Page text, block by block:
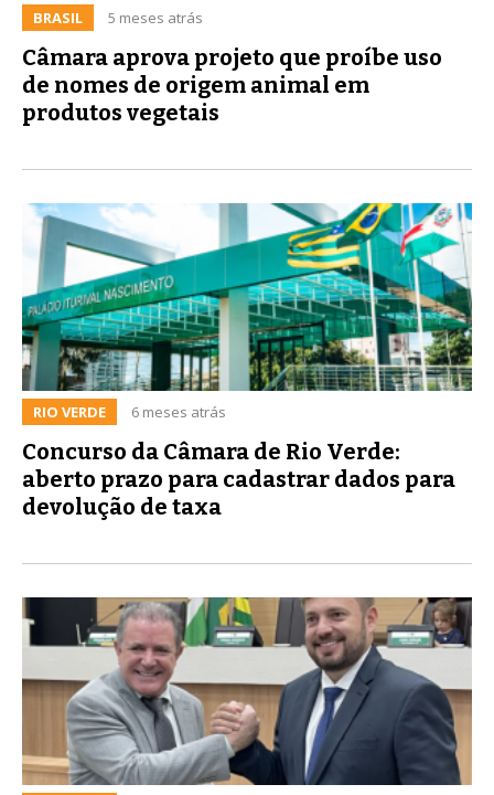
BRASIL 5 meses atrás
Câmara aprova projeto que proíbe uso
de nomes de origem animal em
produtos vegetais
RIO VERDE 6 meses atrás
Concurso da Câmara de Rio Verde:
aberto prazo para cadastrar dados para
devolução de taxa